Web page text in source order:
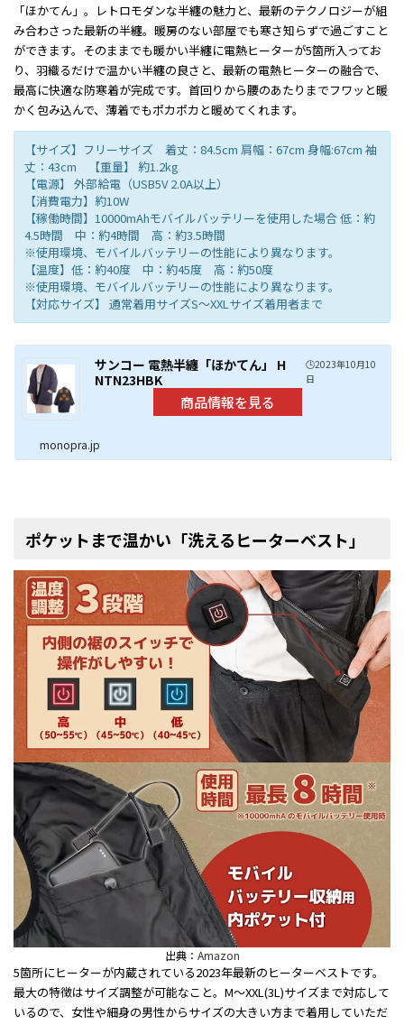
「ほかてん」。レトロモダンな半纏の魅力と、最新のテクノロジーが組
み合わさった最新の半纏。暖房のない部屋でも寒さ知らずで過ごすこと
ができます。そのままでも暖かい半纏に電熱ヒーターが5箇所入ってお
り、羽織るだけで温かい半纏の良さと、最新の電熱ヒーターの融合で、
最高に快適な防寒着が完成です。首回りから腰のあたりまでフワッと暖
かく包み込んで、薄着でもポカポカと暖めてくれます。
【サイズ】フリーサイズ 着丈：84.5cm 肩幅：67cm 身幅:67cm 袖
丈：43cm 【重量】 約1.2kg
【電源】 外部給電（USB5V 2.0A以上）
【消費電力】約10W
【稼働時間】10000mAhモバイルバッテリーを使用した場合 低：約
4.5時間 中：約4時間 高：約3.5時間
※使用環境、モバイルバッテリーの性能により異なります。
【温度】低：約40度 中：約45度 高：約50度
※使用環境、モバイルバッテリーの性能により異なります。
【対応サイズ】 通常着用サイズS～XXLサイズ着用者まで
サンコー 電熱半纏「ほかてん」 H
NTN23HBK
🕒️2023年10月10
日
monopra.jp
ポケットまで温かい「洗えるヒーターベスト」
出典： Amazon
5箇所にヒーターが内蔵されている2023年最新のヒーターベストです。
最大の特徴はサイズ調整が可能なこと。M～XXL(3L)サイズまで対応して
いるので、女性や細身の男性からサイズの大きい方まで着用していただ